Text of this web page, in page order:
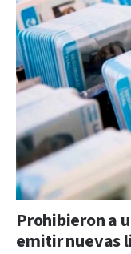
Prohibieron a
emitir nuevas